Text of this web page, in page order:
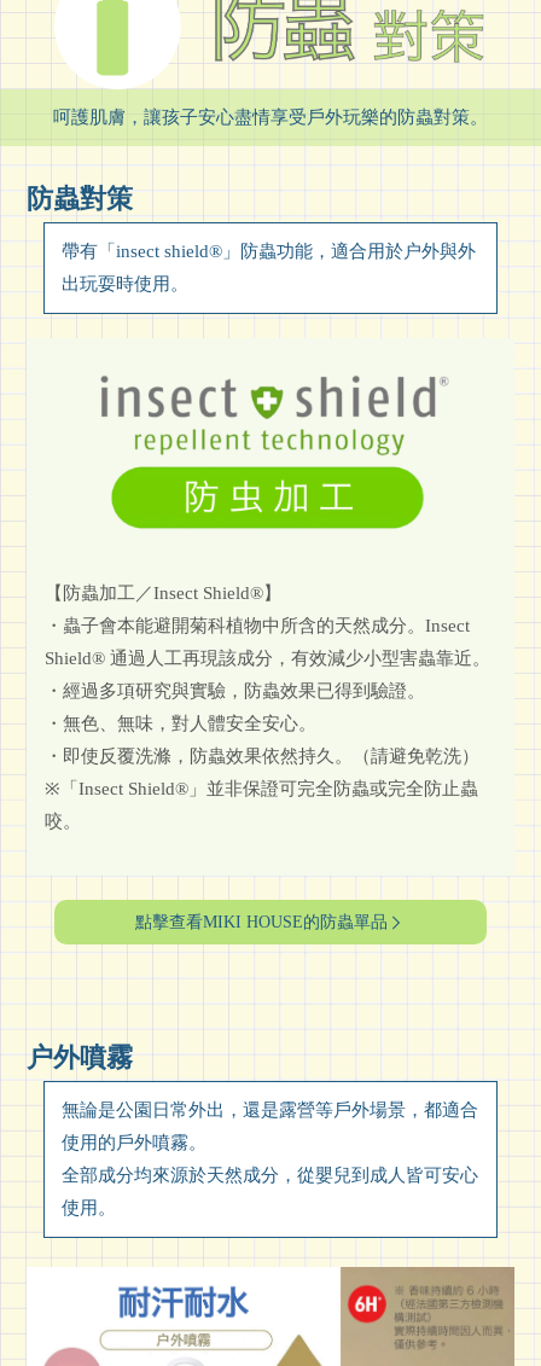
呵護肌膚，讓孩子安心盡情享受戶外玩樂的防蟲對策。
防蟲對策
帶有「insect shield®」防蟲功能，適合用於户外與外
出玩耍時使用。
【防蟲加工／Insect Shield®】
・蟲子會本能避開菊科植物中所含的天然成分。Insect
Shield® 通過人工再現該成分，有效減少小型害蟲靠近。
・經過多項研究與實驗，防蟲效果已得到驗證。
・無色、無味，對人體安全安心。
・即使反覆洗滌，防蟲效果依然持久。（請避免乾洗）
※「Insect Shield®」並非保證可完全防蟲或完全防止蟲
咬。
點擊查看MIKI HOUSE的防蟲單品
户外噴霧
無論是公園日常外出，還是露營等戶外場景，都適合
使用的戶外噴霧。
全部成分均來源於天然成分，從嬰兒到成人皆可安心
使用。